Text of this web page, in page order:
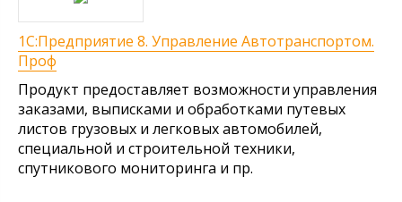
1С:Предприятие 8. Управление Автотранспортом.
Проф
Продукт предоставляет возможности управления
заказами, выписками и обработками путевых
листов грузовых и легковых автомобилей,
специальной и строительной техники,
спутникового мониторинга и пр.